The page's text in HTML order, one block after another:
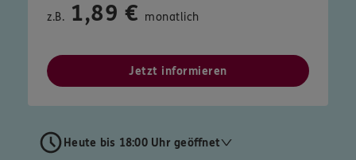
z.B. 1,89 € monatlich
Jetzt informieren
Heute bis 18:00 Uhr geöffnet